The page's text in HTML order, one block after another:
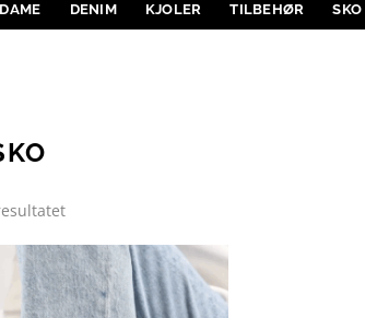
DENIM KJOLER TILBEHØR SKO